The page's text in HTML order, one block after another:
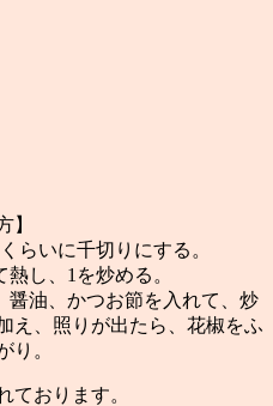
】
らいに千切りにする。
し、1を炒める。
醤油、かつお節を入れて、炒
え、照りが出たら、花椒をふ
り。
ております。